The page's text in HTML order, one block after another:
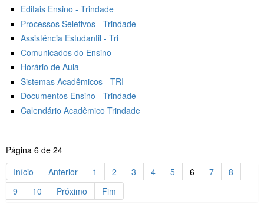
Editais Ensino - Trindade
Processos Seletivos - Trindade
Assistência Estudantil - Tri
Comunicados do Ensino
Horário de Aula
Sistemas Acadêmicos - TRI
Documentos Ensino - Trindade
Calendário Acadêmico Trindade
Página 6 de 24
Início
Anterior 1 2 3 4 5 6 7
8
9
10 Próximo Fim